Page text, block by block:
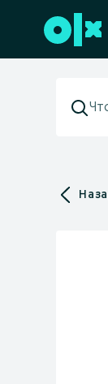
Перейти к